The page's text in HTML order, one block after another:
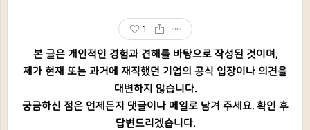
1
본 글은 개인적인 경험과 견해를 바탕으로 작성된 것이며,
제가 현재 또는 과거에 재직했던 기업의 공식 입장이나 의견을
대변하지 않습니다.
궁금하신 점은 언제든지 댓글이나 메일로 남겨 주세요. 확인 후
답변드리겠습니다.